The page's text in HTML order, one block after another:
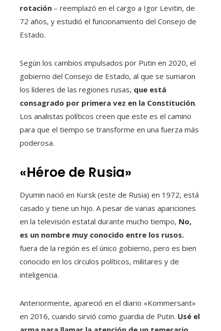
rotación – reemplazó en el cargo a Igor Levitin, de
72 años, y estudió el funcionamiento del Consejo de
Estado.
Según los cambios impulsados ​​por Putin en 2020, el
gobierno del Consejo de Estado, al que se sumaron
los líderes de las regiones rusas, que está
consagrado por primera vez en la Constitución.
Los analistas políticos creen que este es el camino
para que el tiempo se transforme en una fuerza más
poderosa.
«Héroe de Rusia»
Dyumin nació en Kursk (este de Rusia) en 1972, está
casado y tiene un hijo. A pesar de varias apariciones
en la televisión estatal durante mucho tiempo, No,
es un nombre muy conocido entre los rusos.
fuera de la región es el único gobierno, pero es bien
conocido en los círculos políticos, militares y de
inteligencia.
Anteriormente, apareció en el diario «Kommersant»
en 2016, cuando sirvió como guardia de Putin. Usé el